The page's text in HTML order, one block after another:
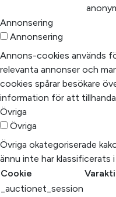
Annonsering
Annonsering
Annons-cookies används
relevanta annonser och
cookies spårar besökare
information för att
Övriga
Övriga
Övriga okategoriserade
ännu inte har klassificerats
Cookie
_auctionet_session